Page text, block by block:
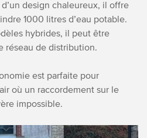
design chaleureux, il offre
1000 litres d’eau potable.
hybrides, il peut être
réseau de distribution.
est parfaite pour
où un raccordement sur le
impossible.